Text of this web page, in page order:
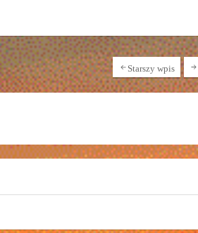
Starszy wpis